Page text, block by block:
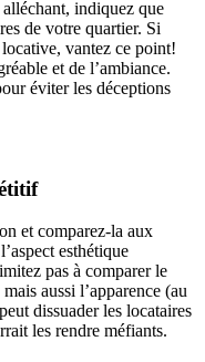
indiquez que
de votre quartier. Si
vantez ce point!
et de l’ambiance.
éviter les déceptions
et comparez-la aux
esthétique
pas à comparer le
aussi l’apparence (au
dissuader les locataires
les rendre méfiants.